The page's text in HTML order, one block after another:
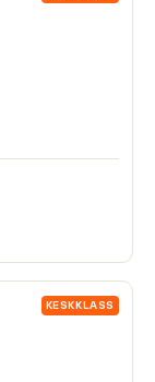
KESKKLASS